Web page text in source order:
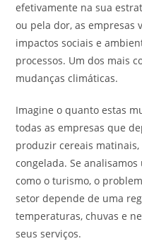
efetivamente na sua
ou pela dor, as empresas
impactos sociais e
processos. Um dos mais
mudanças climáticas.
Imagine o quanto estas
todas as empresas que
produzir cereais
congelada. Se
como o turismo, o
setor depende de uma
temperaturas, chuvas e
seus serviços.